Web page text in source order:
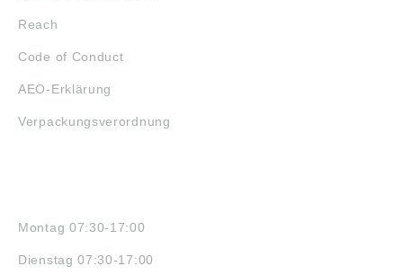
Reach
Code of Conduct
AEO-Erklärung
Verpackungsverordnung
Montag 07:30-17:00
Dienstag 07:30-17:00